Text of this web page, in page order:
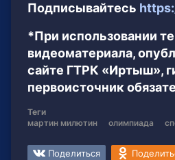
Подписывайтесь
*При использовании
видеоматериала,
сайте ГТРК «Иртыш»,
первоисточник
Теги
мартин милютин
олимпиада
Поделиться